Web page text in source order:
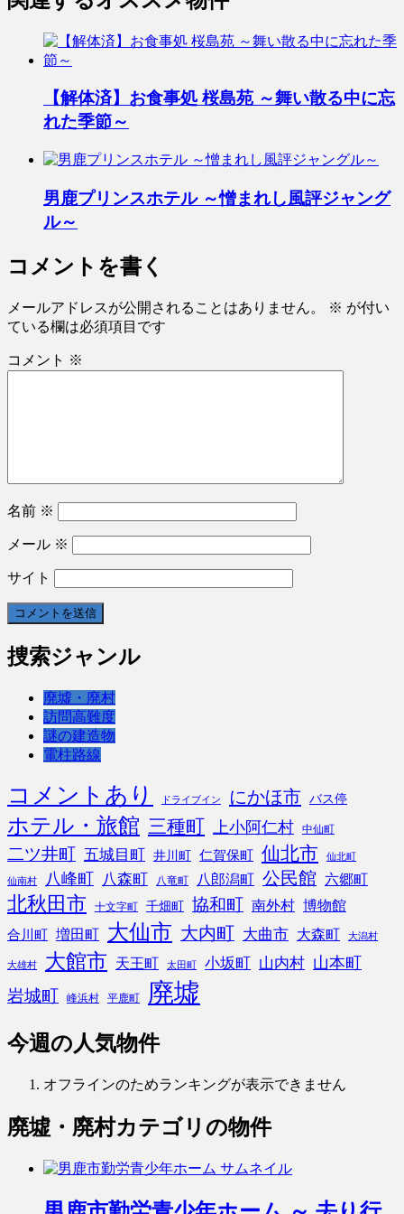
【解体済】お食事処 桜島苑 ～舞い散る中に忘
れた季節～
男鹿プリンスホテル ～憎まれし風評ジャング
ル～
コメントを書く
メールアドレスが公開されることはありません。 ※ が付い
ている欄は必須項目です
コメント ※
名前 ※
メール ※
サイト
捜索ジャンル
廃墟・廃村
訪問高難度
謎の建造物
電柱路線
コメントあり ドライブイン にかほ市 バス停
ホテル・旅館 三種町 上小阿仁村 中仙町
二ツ井町 五城目町 井川町 仁賀保町 仙北市 仙北町
仙南村 八峰町 八森町 八竜町 八郎潟町 公民館 六郷町
北秋田市 十文字町 千畑町 協和町 南外村 博物館
合川町 増田町 大仙市 大内町 大曲市 大森町 大潟村
大雄村 大館市 天王町 太田町 小坂町 山内村 山本町
岩城町 峰浜村 平鹿町 廃墟
今週の人気物件
オフラインのためランキングが表示できません
廃墟・廃村カテゴリの物件